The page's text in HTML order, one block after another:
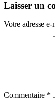
Laisser un
Votre adresse e-
Commentaire *